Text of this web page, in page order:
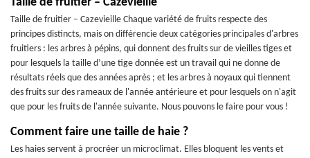
Taille de fruitier – Cazevieille Chaque variété de fruits respecte des
principes distincts, mais on différencie deux catégories principales d'arbres
fruitiers : les arbres à pépins, qui donnent des fruits sur de vieilles tiges et
pour lesquels la taille d’une tige donnée est un travail qui ne donne de
résultats réels que des années après ; et les arbres à noyaux qui tiennent
des fruits sur des rameaux de l'année antérieure et pour lesquels on n'agit
que pour les fruits de l'année suivante. Nous pouvons le faire pour vous !
Comment faire une taille de haie ?
Les haies servent à procréer un microclimat. Elles bloquent les vents et